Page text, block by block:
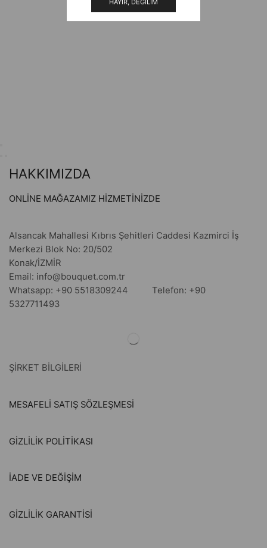
HAYIR, DEĞILIM
HAKKIMIZDA
ONLİNE MAĞAZAMIZ HİZMETİNİZDE
Alsancak Mahallesi Kıbrıs Şehitleri Caddesi Kazmirci İş
Merkezi Blok No: 20/502
Konak/İZMİR
Email: info@bouquet.com.tr
Whatsapp: +90 5518309244 Telefon: +90
5327711493
ŞİRKET BİLGİLERİ
MESAFELİ SATIŞ SÖZLEŞMESİ
GİZLİLİK POLİTİKASI
İADE VE DEĞİŞİM
GİZLİLİK GARANTİSİ